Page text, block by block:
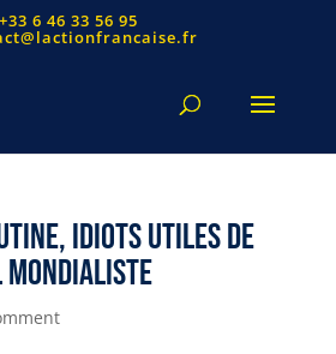
+33 6 46 33 56 95
IDIOTS UTILES DE
MONDIALISTE